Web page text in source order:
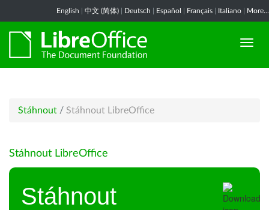
English 中文 (简体) Deutsch Español Français Italiano More...
Stáhnout / Stáhnout LibreOffice
Stáhnout LibreOffice
Stáhnout